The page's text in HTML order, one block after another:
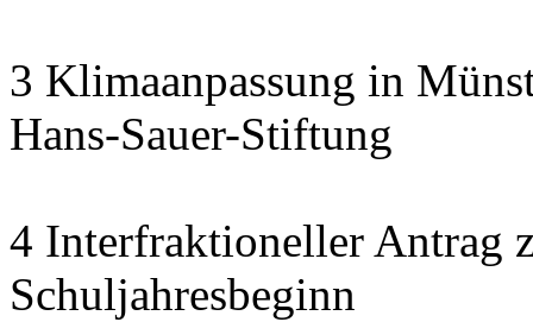
3 Klimaanpassung in
Hans-Sauer-Stiftung
4 Interfraktioneller Antrag
Schuljahresbeginn